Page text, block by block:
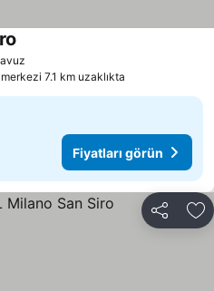
7.1 km uzaklıkta
Fiyatları görün
Paylaş